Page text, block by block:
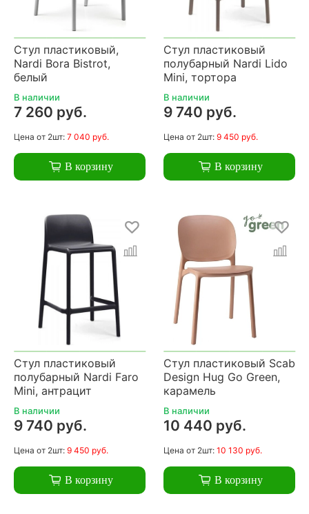
Стул пластиковый,
Nardi Bora Bistrot,
белый
В наличии
7 260 руб.
Цена от 2шт: 7 040 руб.
В корзину
Стул пластиковый
полубарный Nardi Lido
Mini, тортора
В наличии
9 740 руб.
Цена от 2шт: 9 450 руб.
В корзину
Стул пластиковый
полубарный Nardi Faro
Mini, антрацит
В наличии
9 740 руб.
Цена от 2шт: 9 450 руб.
В корзину
Стул пластиковый Scab
Design Hug Go Green,
карамель
В наличии
10 440 руб.
Цена от 2шт: 10 130 руб.
В корзину